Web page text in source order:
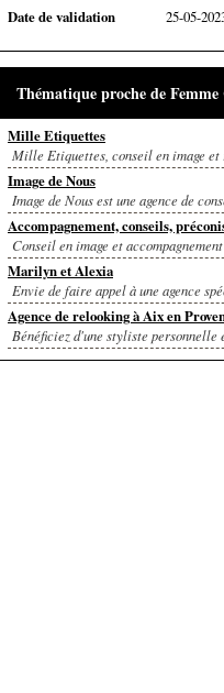
Date de validation
25-05-
Thématique proche de
Mille Etiquettes
Mille Etiquettes, conseil en image
Image de Nous
Image de Nous est une agence de
Accompagnement, conseils,
Conseil en image et
Marilyn et Alexia
Envie de faire appel à une agence
Agence de relooking à Aix en
Bénéficiez d'une styliste